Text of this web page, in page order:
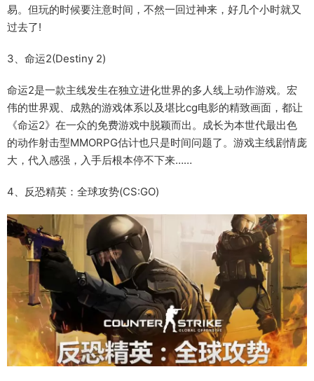
易。但玩的时候要注意时间，不然一回过神来，好几个小时就又
过去了!
3、命运2(Destiny 2)
命运2是一款主线发生在独立进化世界的多人线上动作游戏。宏
伟的世界观、成熟的游戏体系以及堪比cg电影的精致画面，都让
《命运2》在一众的免费游戏中脱颖而出。成长为本世代最出色
的动作射击型MMORPG估计也只是时间问题了。游戏主线剧情庞
大，代入感强，入手后根本停不下来……
4、反恐精英：全球攻势(CS:GO)